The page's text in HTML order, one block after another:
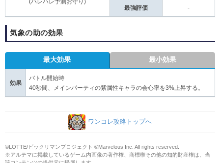
(ハレハレ予測お守り)
最強評価 -
気象の助の効果
最大効果 最小効果
効果
バトル開始時
40秒間、メインパーティの紫属性キャラの会心率を3%上昇する。
ワンコレ攻略トップへ
©LOTTE/ビックリマンプロジェクト ©Marvelous Inc. All rights reserved.
※アルテマに掲載しているゲーム内画像の著作権、商標権その他の知的財産権は、当